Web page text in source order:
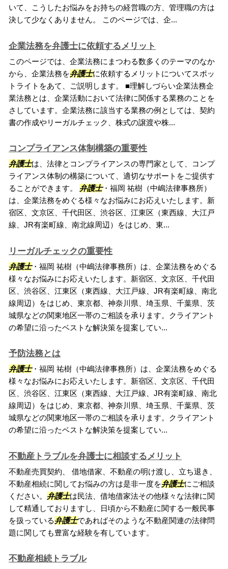
いて、こうしたお悩みをお持ちの経営職の方、管理職の方は
決して少なくありません。 このページでは、企...
企業法務を弁護士に依頼するメリット
このページでは、企業法務にまつわる数多くのテーマのなか
から、企業法務を弁護士に依頼するメリットについてスポッ
トライトをあて、ご説明します。 ■理解しづらい企業法務企
業法務とは、企業活動において法律に関係する業務のことを
さしています。企業法務に該当する業務の例としては、契約
書の作成やリーガルチェック、株式の譲渡や株...
コンプライアンス体制構築の重要性
弁護士は、法律とコンプライアンスの専門家として、コンプ
ライアンス体制の構築について、適切なサポートをご提供す
ることができます。 弁護士・福岡 祐樹（中嶋法律事務所）
は、企業法務をめぐる様々なお悩みにお応えいたします。新
宿区、文京区、千代田区、渋谷区、江東区（東西線、大江戸
線、JR有楽町線、南北線周辺）をはじめ、東...
リーガルチェックの重要性
弁護士・福岡 祐樹（中嶋法律事務所）は、企業法務をめぐる
様々なお悩みにお応えいたします。新宿区、文京区、千代田
区、渋谷区、江東区（東西線、大江戸線、JR有楽町線、南北
線周辺）をはじめ、東京都、神奈川県、埼玉県、千葉県、茨
城県などの関東地区一帯のご相談を承ります。クライアント
の希望に沿ったベストな解決策を提案してい...
予防法務とは
弁護士・福岡 祐樹（中嶋法律事務所）は、企業法務をめぐる
様々なお悩みにお応えいたします。新宿区、文京区、千代田
区、渋谷区、江東区（東西線、大江戸線、JR有楽町線、南北
線周辺）をはじめ、東京都、神奈川県、埼玉県、千葉県、茨
城県などの関東地区一帯のご相談を承ります。クライアント
の希望に沿ったベストな解決策を提案してい...
不動産トラブルを弁護士に相談するメリット
不動産売買契約、 借地借家、不動産の明け渡し、立ち退き、
不動産相続に関してお悩みの方は是非一度を弁護士にご相談
ください。 弁護士は民法、借地借家法その他様々な法律に関
して精通しておりますし、日頃から不動産に関する一般民事
を扱っている弁護士であればそのような不動産関連の法律問
題に関しても豊富な経験を有しています。
不動産相続トラブル